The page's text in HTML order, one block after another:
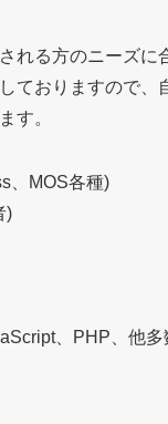
れる方のニーズ
ておりますので
す。
、MOS各種)
)
、PHP、他多